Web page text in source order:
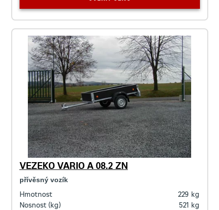
VEZEKO VARIO A 08.2 ZN
přívěsný vozík
Hmotnost 229 kg
Nosnost (kg)
521 kg